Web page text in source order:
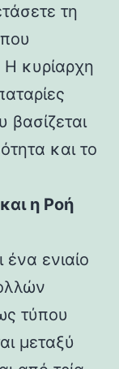
τη
Η κυρίαρχη
βασίζεται
και το
η Ροή
ενιαίο
τύπου
μεταξύ